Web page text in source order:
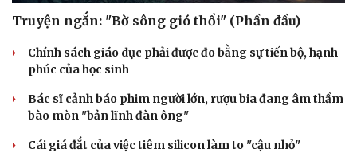
Truyện ngắn: "Bờ sông gió thổi" (Phần đầu)
Chính sách giáo dục phải được đo bằng sự tiến bộ, hạnh
phúc của học sinh
Bác sĩ cảnh báo phim người lớn, rượu bia đang âm thầm
bào mòn "bản lĩnh đàn ông"
Cái giá đắt của việc tiêm silicon làm to "cậu nhỏ"